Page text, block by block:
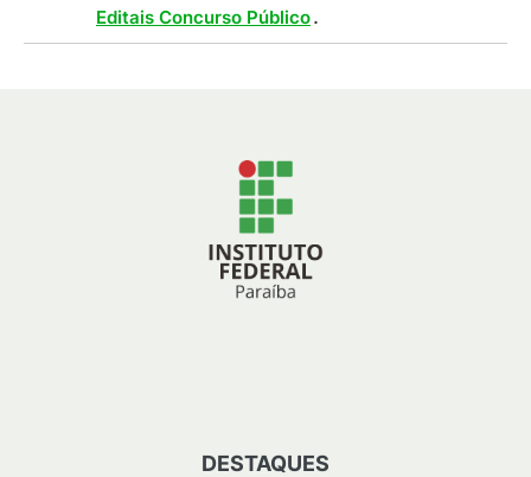
Editais Concurso Público.
DESTAQUES